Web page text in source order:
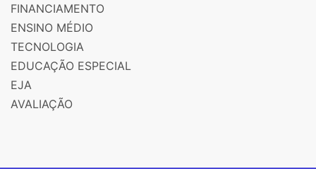
FINANCIAMENTO
ENSINO MÉDIO
TECNOLOGIA
EDUCAÇÃO ESPECIAL
EJA
AVALIAÇÃO